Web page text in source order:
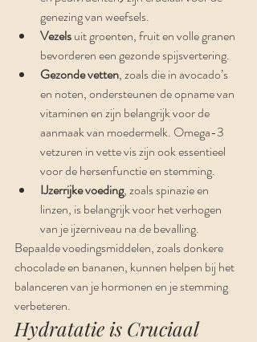
genezing van weefsels.
Vezels uit groenten, fruit en volle granen
bevorderen een gezonde spijsvertering.
Gezonde vetten, zoals die in avocado’s
en noten, ondersteunen de opname van
vitaminen en zijn belangrijk voor de
aanmaak van moedermelk. Omega-3
vetzuren in vette vis zijn ook essentieel
voor de hersenfunctie en stemming.
IJzerrijke voeding, zoals spinazie en
linzen, is belangrijk voor het verhogen
van je ijzerniveau na de bevalling.
Bepaalde voedingsmiddelen, zoals donkere
chocolade en bananen, kunnen helpen bij het
balanceren van je hormonen en je stemming
verbeteren.
Hydratatie is Cruciaal